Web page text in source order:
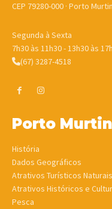
CEP 79280-000 · Porto
Segunda à Sexta
7h30 às 11h30 - 13h30 às
(67) 3287-4518
Porto
História
Dados Geográficos
Atrativos Turísticos Naturais
Atrativos Históricos e
Pesca